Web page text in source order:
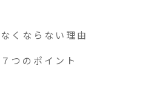
くならない理由
つのポイント